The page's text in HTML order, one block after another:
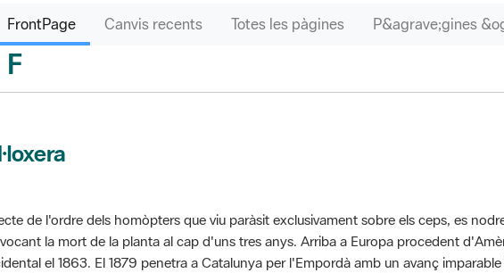
FrontPage Canvis recents Totes les pàgines
F
de l'ordre dels homòpters que viu paràsit exclusivament sobre els ceps, es
la mort de la planta al cap d'uns tres anys. Arriba a Europa procedent
el 1863. El 1879 penetra a Catalunya per l'Empordà amb un avanç